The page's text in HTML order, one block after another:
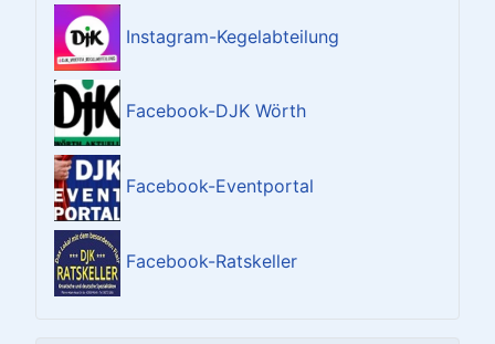
Instagram-Kegelabteilung
Facebook-DJK Wörth
Facebook-Eventportal
Facebook-Ratskeller